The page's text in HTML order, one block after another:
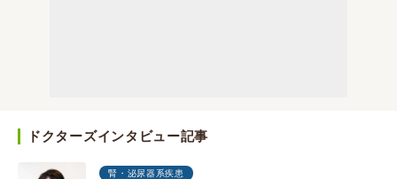
ドクターズインタビュー記事
腎・泌尿器系疾患